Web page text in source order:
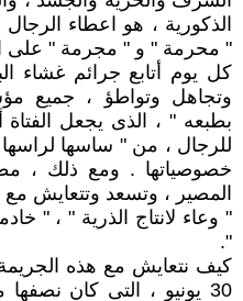
الذكورية ، هو اعطاء
" محرمة " و " مجرمة " على
كل يوم أتابع جرائم غشاء
وتجاهل وتواطؤ ، جميع
بطبعه " ، الذى يجعل
للرجال ، من " ساسها
خصوصياتها . ومع ذلك ،
المصير ، وتسعد وتتعايش
" وعاء لانتاج الذرية " ، "
".
كيف نتعايش مع هذه
30 يونيو ، التى كان